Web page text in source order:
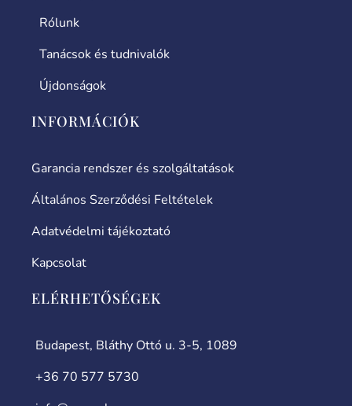
Rólunk
Tanácsok és tudnivalók
Újdonságok
INFORMÁCIÓK
Garancia rendszer és szolgáltatások
Általános Szerződési Feltételek
Adatvédelmi tájékoztató
Kapcsolat
ELÉRHETŐSÉGEK
Budapest, Bláthy Ottó u. 3-5, 1089
+36 70 577 5730